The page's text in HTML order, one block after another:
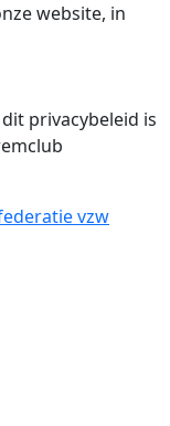
website, in
privacybeleid is
vzw